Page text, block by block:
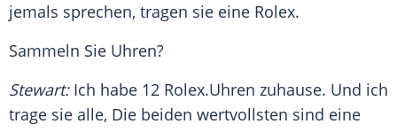
jemals sprechen, tragen sie eine Rolex.
Sammeln Sie Uhren?
Stewart:Ich habe 12 Rolex.Uhren zuhause. Und ich
trage sie alle, Die beiden wertvollsten sind eine